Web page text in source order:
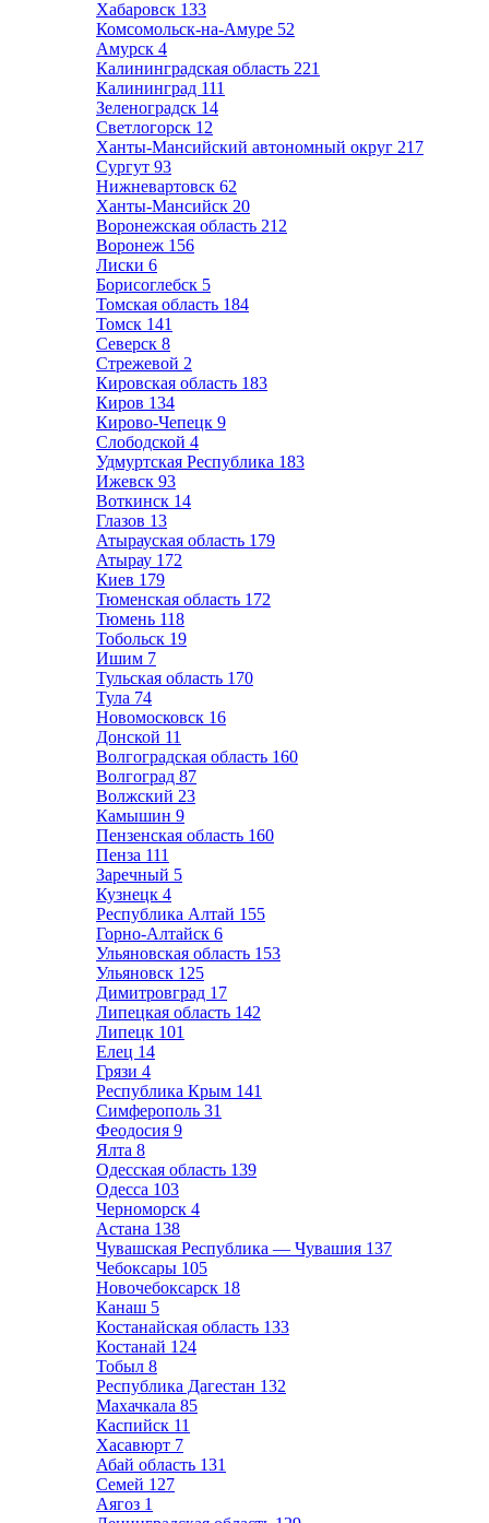
Хабаровск 133
Комсомольск-на-Амуре 52
Амурск 4
Калининградская область 221
Калининград 111
Зеленоградск 14
Светлогорск 12
Ханты-Мансийский автономный округ 217
Сургут 93
Нижневартовск 62
Ханты-Мансийск 20
Воронежская область 212
Воронеж 156
Лиски 6
Борисоглебск 5
Томская область 184
Томск 141
Северск 8
Стрежевой 2
Кировская область 183
Киров 134
Кирово-Чепецк 9
Слободской 4
Удмуртская Республика 183
Ижевск 93
Воткинск 14
Глазов 13
Атырауская область 179
Атырау 172
Киев 179
Тюменская область 172
Тюмень 118
Тобольск 19
Ишим 7
Тульская область 170
Тула 74
Новомосковск 16
Донской 11
Волгоградская область 160
Волгоград 87
Волжский 23
Камышин 9
Пензенская область 160
Пенза 111
Заречный 5
Кузнецк 4
Республика Алтай 155
Горно-Алтайск 6
Ульяновская область 153
Ульяновск 125
Димитровград 17
Липецкая область 142
Липецк 101
Елец 14
Грязи 4
Республика Крым 141
Симферополь 31
Феодосия 9
Ялта 8
Одесская область 139
Одесса 103
Черноморск 4
Астана 138
Чувашская Республика — Чувашия 137
Чебоксары 105
Новочебоксарск 18
Канаш 5
Костанайская область 133
Костанай 124
Тобыл 8
Республика Дагестан 132
Махачкала 85
Каспийск 11
Хасавюрт 7
Абай область 131
Семей 127
Аягоз 1